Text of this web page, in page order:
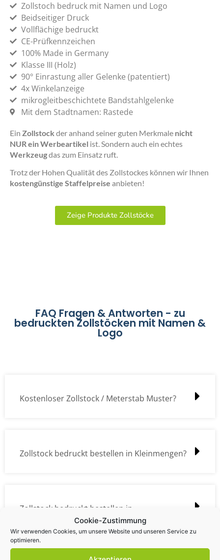
Cookie-Zustimmung
Wir verwenden Cookies, um unsere Website und unseren Service zu
optimieren.
Zollstoch bedruck mit Namen und Logo
Beidseitiger Druck
Vollflächige bedruckt
CE-Prüfkennzeichen
100% Made in Germany
Klasse III (Holz)
90° Einrastung aller Gelenke (patentiert)
4x Winkelanzeige
mikrogleitbeschichtete Bandstahlgelenke
Mit dem Stadtnamen: Rastede
Ein Zollstock der anhand seiner guten Merkmale nicht
NUR ein Werbeartikel ist. Sondern auch ein echtes
Werkzeugdas zum Einsatz ruft.
Trotz der Hohen Qualität des Zollstockes können wir Ihnen
kostengünstige Staffelpreise anbieten!
Zeige Produkte Zollstöcke
FAQ Fragen & Antworten - zu
bedruckten Zollstöcken mit Namen &
Logo
Kostenloser Zollstock / Meterstab Muster?
Zollstock bedruckt bestellen in Kleinmengen?
Zollstock bedruckt bestellen in